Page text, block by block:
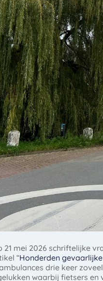
21 mei 2026 schriftelijke
“Honderden
drie keer
waarbij fietsers